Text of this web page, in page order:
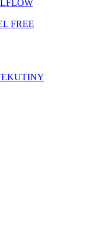
FREE